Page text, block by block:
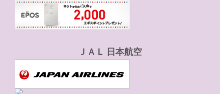
ＪＡＬ 日本航空